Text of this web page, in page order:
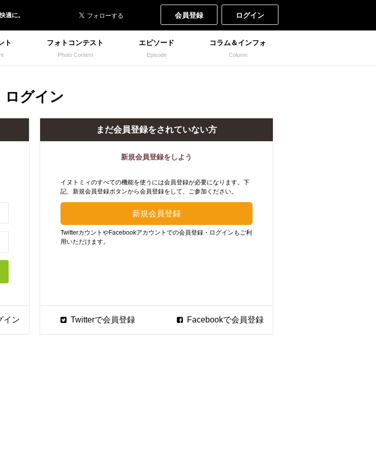
適に。 会員登録 ログイン
ト フォトコンテスト
Photo Contest
エピソード
Episode
コラム＆インフォ
Column
ログイン
まだ会員登録をされていない方
新規会員登録をしよう
イヌトミィのすべての機能を使うには会員登録が必要になります。下
記、新規会員登録ボタンから会員登録をして、ご参加ください。
TwitterカウントやFacebookアカウントでの会員登録・ログインもご利
用いただけます。